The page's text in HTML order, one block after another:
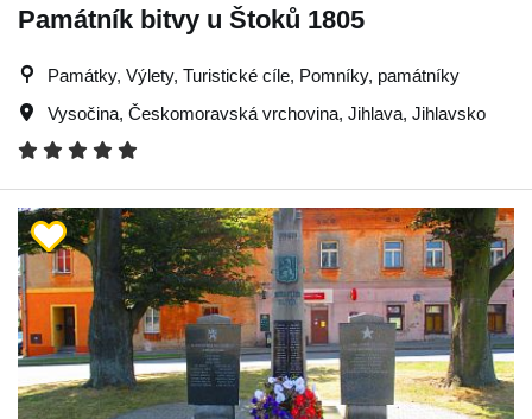
Památník bitvy u Štoků 1805
Památky, Výlety, Turistické cíle, Pomníky, památníky
Vysočina, Českomoravská vrchovina, Jihlava, Jihlavsko